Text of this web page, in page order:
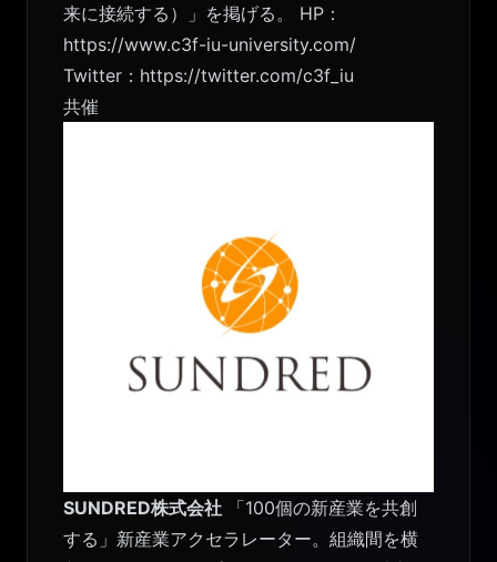
来に接続する）」を掲げる。 HP：
https://www.c3f-iu-university.com/
Twitter： https://twitter.com/c3f_iu
共催
SUNDRED株式会社 「100個の新産業を共創
する」新産業アクセラレーター。組織間を横